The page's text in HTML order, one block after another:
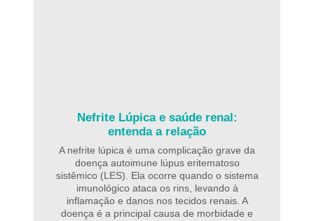
Nefrite Lúpica e saúde renal:
entenda a relação
A nefrite lúpica é uma complicação grave da
doença autoimune lúpus eritematoso
sistêmico (LES). Ela ocorre quando o sistema
imunológico ataca os rins, levando à
inflamação e danos nos tecidos renais. A
doença é a principal causa de morbidade e